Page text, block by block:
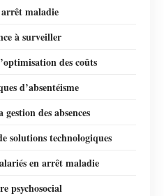
maladie
à surveiller
des coûts
d’absentéisme
des absences
solutions technologiques
en arrêt maladie
psychosocial